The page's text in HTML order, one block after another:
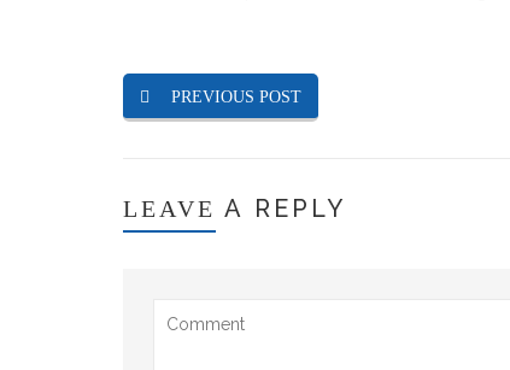
PREVIOUS POST
LEAVE A REPLY